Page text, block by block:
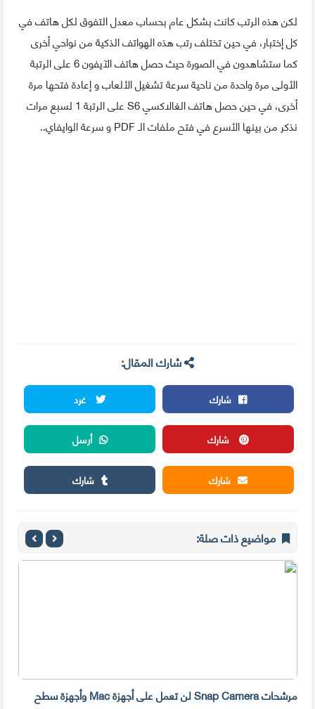
لكن هذه الرتب كانت بشكل عام بحساب معدل التفوق لكل هاتف في
كل إختبار، في حين تختلف رتب هذه الهواتف الذكية من نواحي أخرى
كما ستشاهدون في الصورة حيث حصل هاتف الآيفون 6 على الرتبة
الأولى مرة واحدة من ناحية سرعة تشغيل الألعاب و إعادة فتحها مرة
أخرى، في حين حصل هاتف الغالاكسي S6 على الرتبة 1 لسبع مرات
نذكر من بينها الأسرع في فتح ملفات الـ PDF و سرعة الوايفاي..
شارك المقال:
شارك
غرد
شارك
أرسل
شارك
شارك
مواضيع ذات صلة:
مرشحات Snap Camera لن تعمل على أجهزة Mac وأجهزة سطح